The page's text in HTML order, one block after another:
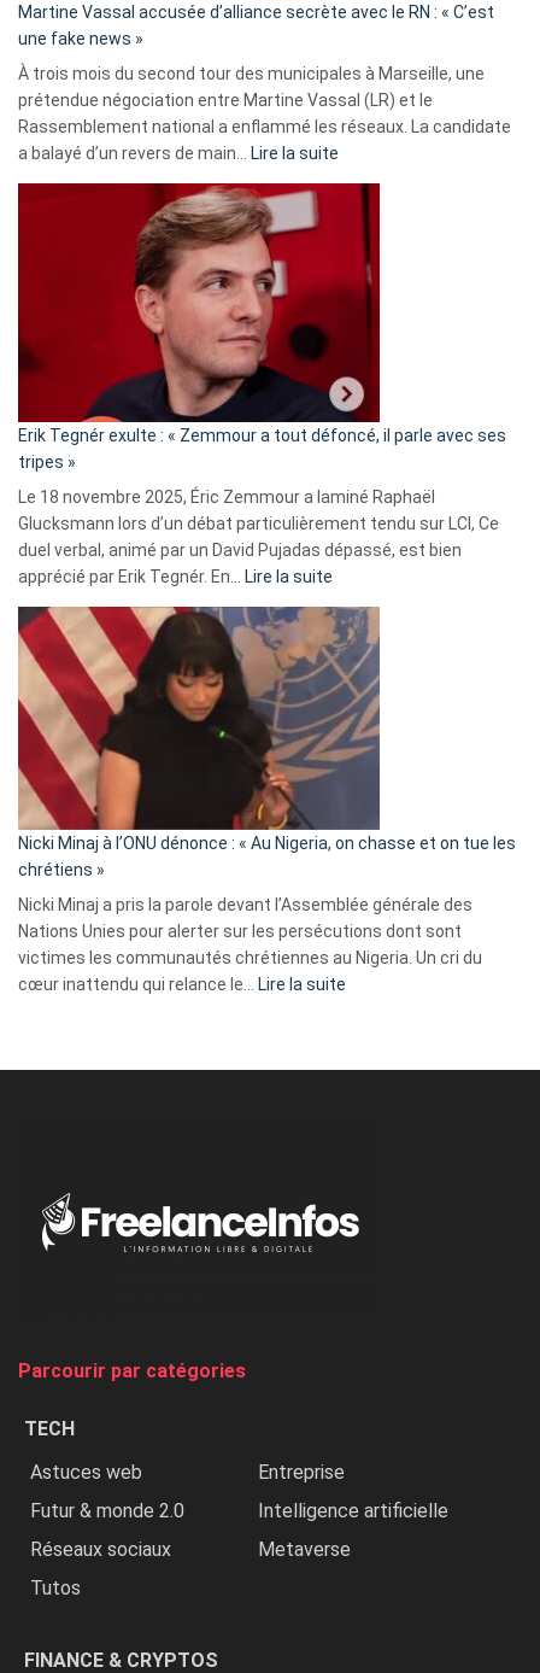
Algérie
Martine Vassal accusée d’alliance secrète avec le RN : « C’est
une fake news »
À trois mois du second tour des municipales à Marseille, une
prétendue négociation entre Martine Vassal (LR) et le
Rassemblement national a enflammé les réseaux. La candidate
a balayé d’un revers de main… Lire la suite
d’alliance
secrète
«
C’est
fake
news
»
Erik Tegnér exulte : « Zemmour a tout défoncé, il parle avec ses
tripes »
Le 18 novembre 2025, Éric Zemmour a laminé Raphaël
Glucksmann lors d’un débat particulièrement tendu sur LCI, Ce
duel verbal, animé par un David Pujadas dépassé, est bien
apprécié par Erik Tegnér. En… Lire la suite
Tegnér
exulte
« Zemmour
a
tout
parle
ses
tripes »
Nicki Minaj à l’ONU dénonce : « Au Nigeria, on chasse et on tue les
chrétiens »
Nicki Minaj a pris la parole devant l’Assemblée générale des
Nations Unies pour alerter sur les persécutions dont sont
victimes les communautés chrétiennes au Nigeria. Un cri du
cœur inattendu qui relance le… Lire la suite
Nigeria,
Parcourir par catégories
TECH
Astuces web
Entreprise
Futur & monde 2.0
Intelligence artificielle
Réseaux sociaux
Metaverse
Tutos
FINANCE & CRYPTOS